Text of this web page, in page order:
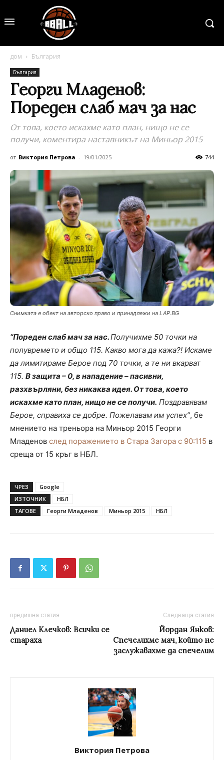
дом България
България
Георги Младенов:
Пореден слаб мач за нас
От това, което искахме като план, нищо не се
получи, коментира наставникът на Миньор 2015
от Виктория Петрова - 19/01/2025 744
Снимката е обект на авторско право и принадлежи на LAP.BG
“Пореден слаб мач за нас.Получихме 50 точки на
полувремето и общо 115. Какво мога да кажа?! Искаме
да лимитираме Берое под 70 точки, а те ни вкарват
115. В защита – 0, в нападение – пасивни,
разхвърляни, без никаква идея. От това, което
искахме като план, нищо не се получи. Поздравявам
Берое, справиха се добре. Пожелавам им успех”, бе
мнението на треньора на Миньор 2015 Георги
Младенов след поражението в Стара Загора с 90:115 в
среща от 15 кръг в НБЛ.
ЧРЕЗ
Google
ИЗТОЧНИК
НБЛ
ТАГОВЕ
Георги Младенов Миньор 2015 НБЛ
предишна статия
Даниел Клечков: Всички се
стараха
Следваща статия
Йордан Янков:
Спечелихме мач, който не
заслужавахме да спечелим
Виктория Петрова